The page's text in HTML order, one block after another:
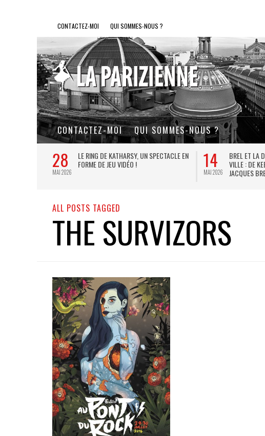
CONTACTEZ-MOI QUI SOMMES-NOUS ?
CONTACTEZ-MOI QUI SOMMES-NOUS ?
28
MAI 2026
LE RING DE KATHARSY, UN SPECTACLE EN
FORME DE JEU VIDÉO !
14
MAI 2026
BREL ET LA
VILLE : DE
JACQUES
ALL POSTS TAGGED
THE SURVIZORS